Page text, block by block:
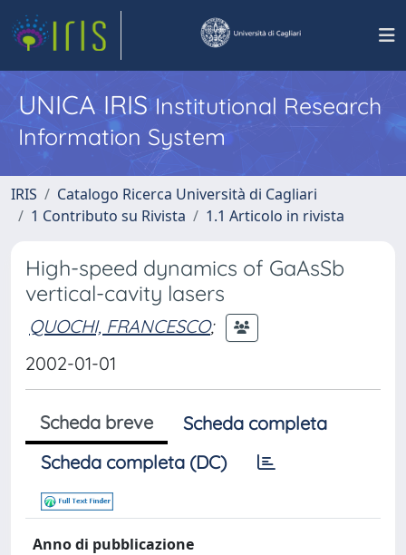
UNICA IRISInstitutional Research
Information System
IRIS
Catalogo Ricerca Università di Cagliari
1 Contributo su Rivista
1.1 Articolo in rivista
High-speed dynamics of GaAsSb
vertical-cavity lasers
QUOCHI, FRANCESCO;
2002-01-01
Scheda breve
Scheda completa
Scheda completa (DC)
Anno di pubblicazione